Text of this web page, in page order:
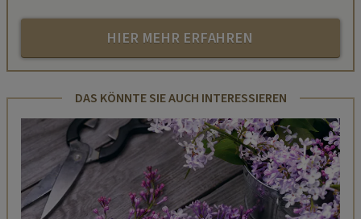
HIER MEHR ERFAHREN
DAS KÖNNTE SIE AUCH INTERESSIEREN